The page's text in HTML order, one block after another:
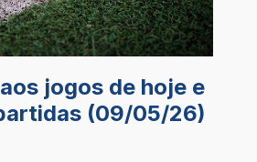
jogos de hoje e
(09/05/26)